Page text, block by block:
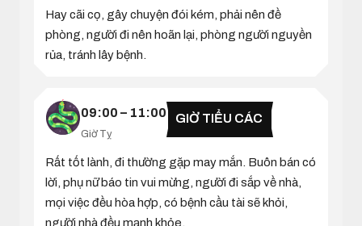
Hay cãi cọ, gây chuyện đói kém, phải nên đề
phòng, người đi nên hoãn lại, phòng người nguyền
rủa, tránh lây bệnh.
09:00 – 11:00
Giờ Tỵ
GIỜ TIỂU CÁC
Rất tốt lành, đi thường gặp may mắn. Buôn bán có
lời, phụ nữ báo tin vui mừng, người đi sắp về nhà,
mọi việc đều hòa hợp, có bệnh cầu tài sẽ khỏi,
người nhà đều mạnh khỏe.